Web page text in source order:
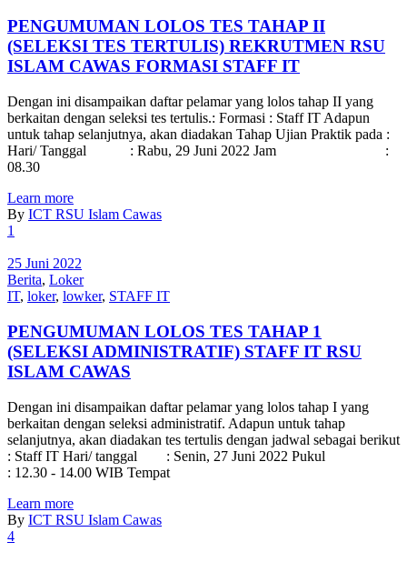
PENGUMUMAN LOLOS TES TAHAP II
(SELEKSI TES TERTULIS) REKRUTMEN RSU
ISLAM CAWAS FORMASI STAFF IT
Dengan ini disampaikan daftar pelamar yang lolos tahap II yang
berkaitan dengan seleksi tes tertulis.: Formasi : Staff IT Adapun
untuk tahap selanjutnya, akan diadakan Tahap Ujian Praktik pada :
Hari/ Tanggal : Rabu, 29 Juni 2022 Jam :
08.30
Learn more
By ICT RSU Islam Cawas
1
25 Juni 2022
Berita, Loker
IT, loker, lowker, STAFF IT
PENGUMUMAN LOLOS TES TAHAP 1
(SELEKSI ADMINISTRATIF) STAFF IT RSU
ISLAM CAWAS
Dengan ini disampaikan daftar pelamar yang lolos tahap I yang
berkaitan dengan seleksi administratif. Adapun untuk tahap
selanjutnya, akan diadakan tes tertulis dengan jadwal sebagai berikut
: Staff IT Hari/ tanggal : Senin, 27 Juni 2022 Pukul
: 12.30 - 14.00 WIB Tempat
Learn more
By ICT RSU Islam Cawas
4